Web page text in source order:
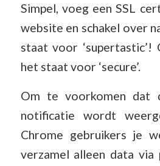
Simpel, voeg een SSL
website en schakel over
staat voor ‘supertastic’!
het staat voor ‘secure’.
Om te voorkomen dat
notificatie wordt
Chrome gebruikers je
verzamel alleen data via